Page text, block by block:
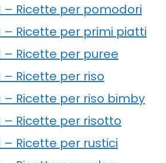
– Ricette per pomodori
– Ricette per primi piatti
– Ricette per puree
Ricette per riso
– Ricette per riso bimby
– Ricette per risotto
Ricette per rustici